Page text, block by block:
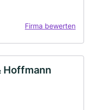
Firma bewerten
Hoffmann